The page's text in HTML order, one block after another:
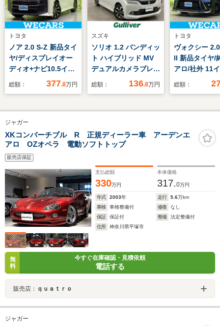
トヨタ
ノア 2.0 S-Z 新品タイ
ヤ/ディスプレイオー
ディオ+ナビ10.5イン
チ/トヨタセーフティ
ター/パノラミックビ
ューモニター/車線逸
脱防止支援システム
総額： 377.8万円
スズキ
ソリオ 1.2 バンディッ
ト ハイブリッド MV
デュアルカメラブレー
キサポート装着車 禁
TV 全方位モニタ
ドア クルーズコント
ロール レーンディパ
正ビルトインETC ド
ライブレコーダー プ
ッシュエンジンスター
ト
総額： 136.8万円
トヨタ
ヴォクシー
II 新品タイヤ/
アロ/社外 11
SDナビ/フリ
電動スライド
ム/ドライブレ
ー 社外/ヘッ
総額：
ジャガー
XKコンバーチブル R 正規ディーラー車 アーデンエ
アロ OZオペラ 電動ソフトトップ
販売店保証
支払総額
330万円
本体価格
317.0万円
年式 2003年 走行 5.6万km
車検
車検整備付 修復
なし
保証
保証付 整備
法定整備付
住所
神奈川県平塚市
無
料
今すぐ在庫確認・見積依頼
電話する
販売店： ｑｕａｔｒｏ
ジャガー